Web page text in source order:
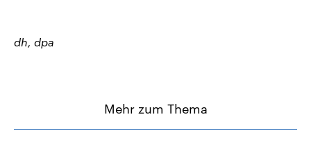
dh, dpa
Mehr zum Thema